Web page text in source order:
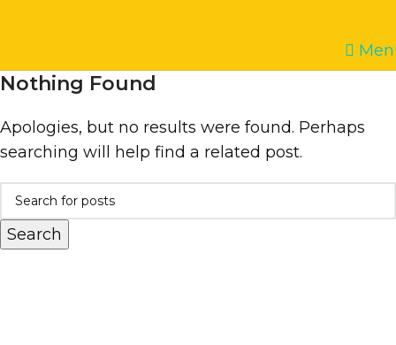
Nothing Found
Apologies, but no results were found. Perhaps
searching will help find a related post.
Search